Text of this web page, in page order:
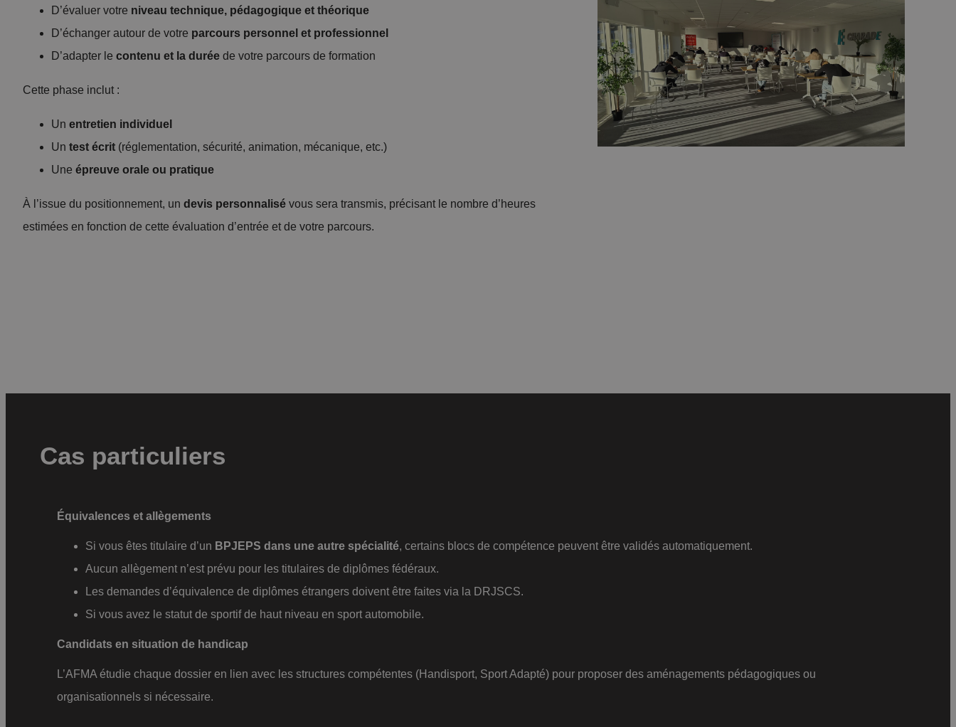
D’évaluer votre niveau technique, pédagogique et théorique
D’échanger autour de votre parcours personnel et professionnel
D’adapter le contenu et la durée de votre parcours de formation
Cette phase inclut :
Un entretien individuel
Un test écrit (réglementation, sécurité, animation, mécanique, etc.)
Une épreuve orale ou pratique
À l’issue du positionnement, un devis personnalisé vous sera transmis, précisant le nombre d’heures
estimées en fonction de cette évaluation d’entrée et de votre parcours.
Cas particuliers
Équivalences et allègements
Si vous êtes titulaire d’un BPJEPS dans une autre spécialité, certains blocs de compétence peuvent être validés automatiquement.
Aucun allègement n’est prévu pour les titulaires de diplômes fédéraux.
Les demandes d’équivalence de diplômes étrangers doivent être faites via la DRJSCS.
Si vous avez le statut de sportif de haut niveau en sport automobile.
Candidats en situation de handicap
L’AFMA étudie chaque dossier en lien avec les structures compétentes (Handisport, Sport Adapté) pour proposer des aménagements pédagogiques ou
organisationnels si nécessaire.